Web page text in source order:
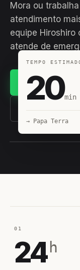
Mora ou
atendimento
equipe Hiroshiro
atende de
TEMPO
20min
→ Papa Terra
01
24 h